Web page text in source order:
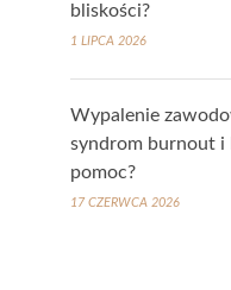
bliskości?
1 LIPCA 2026
Wypalenie
syndrom burnout i
pomoc?
17 CZERWCA 2026